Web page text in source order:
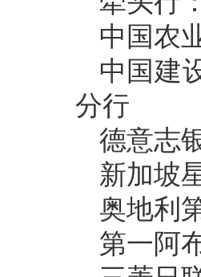
中国农
中国建
分行
德意志
新加坡
奥地利
第一阿